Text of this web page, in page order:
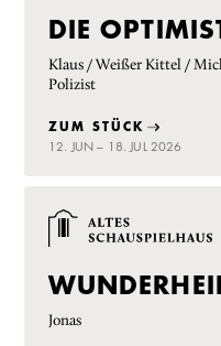
DIE
Klaus / Weißer Kittel /
Polizist
ZUM STÜCK
12. JUN – 18. JUL 2026
Jonas